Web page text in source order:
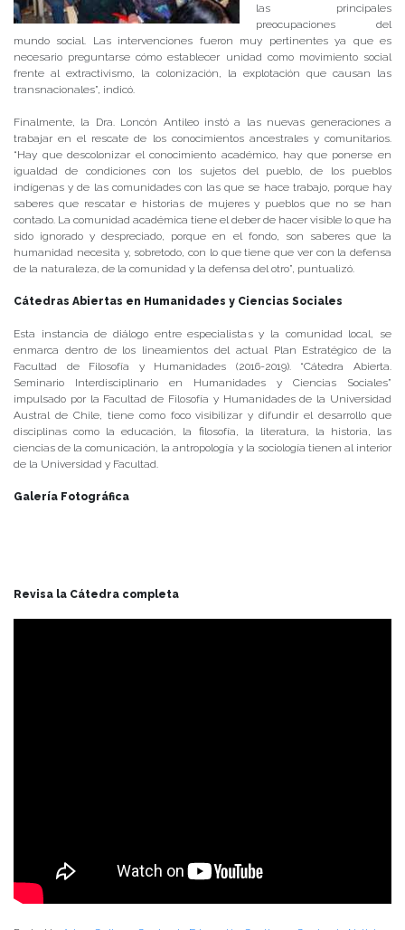
las principales
preocupaciones del
mundo social. Las intervenciones fueron muy pertinentes ya que es
necesario preguntarse cómo establecer unidad como movimiento social
frente al extractivismo, la colonización, la explotación que causan las
transnacionales”, indicó.
Finalmente, la Dra. Loncón Antileo instó a las nuevas generaciones a
trabajar en el rescate de los conocimientos ancestrales y comunitarios.
“Hay que descolonizar el conocimiento académico, hay que ponerse en
igualdad de condiciones con los sujetos del pueblo, de los pueblos
indígenas y de las comunidades con las que se hace trabajo, porque hay
saberes que rescatar e historias de mujeres y pueblos que no se han
contado. La comunidad académica tiene el deber de hacer visible lo que ha
sido ignorado y despreciado, porque en el fondo, son saberes que la
humanidad necesita y, sobretodo, con lo que tiene que ver con la defensa
de la naturaleza, de la comunidad y la defensa del otro”, puntualizó.
Cátedras Abiertas en Humanidades y Ciencias Sociales
Esta instancia de diálogo entre especialistas y la comunidad local, se
enmarca dentro de los lineamientos del actual Plan Estratégico de la
Facultad de Filosofía y Humanidades (2016-2019). “Cátedra Abierta.
Seminario Interdisciplinario en Humanidades y Ciencias Sociales”
impulsado por la Facultad de Filosofía y Humanidades de la Universidad
Austral de Chile, tiene como foco visibilizar y difundir el desarrollo que
disciplinas como la educación, la filosofía, la literatura, la historia, las
ciencias de la comunicación, la antropología y la sociología tienen al interior
de la Universidad y Facultad.
Galería Fotográfica
Revisa la Cátedra completa